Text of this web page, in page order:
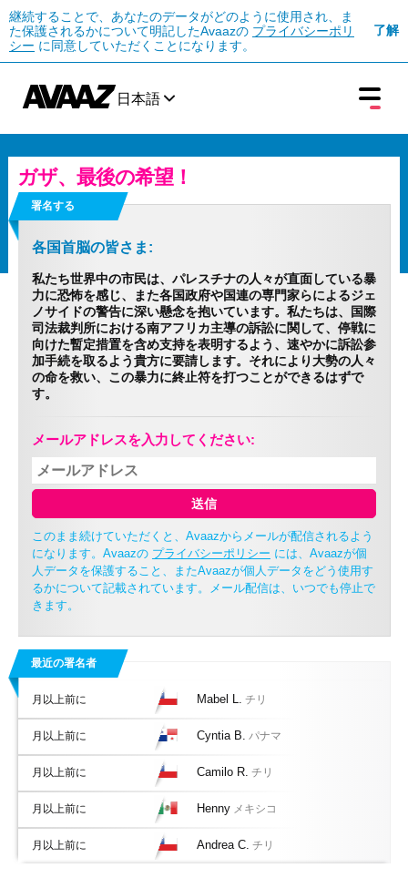
継続することで、あなたのデータがどのように使用され、ま
た保護されるかについて明記したAvaazの プライバシーポリ
シー に同意していただくことになります。
了解
日本語
ガザ、最後の希望！
署名する
各国首脳の皆さま:
私たち世界中の市民は、パレスチナの人々が直面している暴
力に恐怖を感じ、また各国政府や国連の専門家らによるジェ
ノサイドの警告に深い懸念を抱いています。私たちは、国際
司法裁判所における南アフリカ主導の訴訟に関して、停戦に
向けた暫定措置を含め支持を表明するよう、速やかに訴訟参
加手続を取るよう貴方に要請します。それにより大勢の人々
の命を救い、この暴力に終止符を打つことができるはずで
す。
メールアドレスを入力してください:
送信
このまま続けていただくと、Avaazからメールが配信されるよう
になります。Avaazの プライバシーポリシー には、Avaazが個
人データを保護すること、またAvaazが個人データをどう使用す
るかについて記載されています。メール配信は、いつでも停止で
きます。
最近の署名者
月以上前に Mabel L. チリ
月以上前に Cyntia B. パナマ
月以上前に Camilo R. チリ
月以上前に Henny メキシコ
月以上前に Andrea C. チリ